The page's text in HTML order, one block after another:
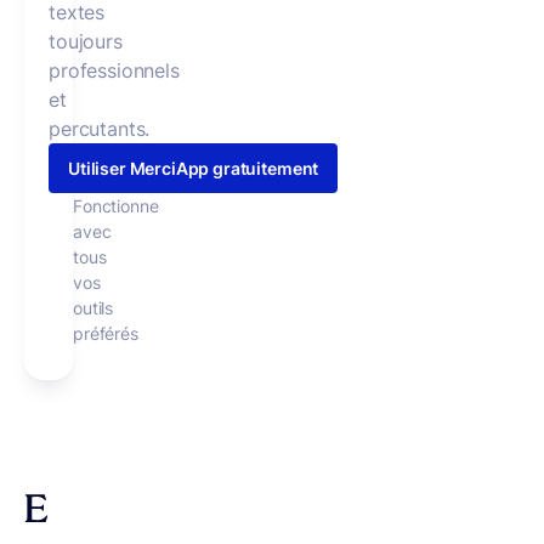
textes
toujours
professionnels
et
percutants.
Utiliser MerciApp gratuitement
Fonctionne
avec
tous
vos
outils
préférés
E